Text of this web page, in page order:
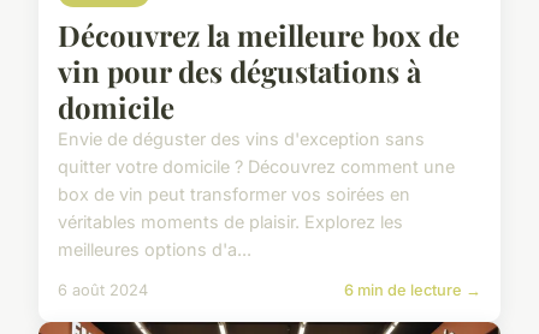
Découvrez la meilleure box de
vin pour des dégustations à
domicile
Envie de déguster des vins d'exception sans
quitter votre domicile ? Découvrez comment une
box de vin peut transformer vos soirées en
véritables moments de plaisir. Explorez les
meilleures options d'a...
6 août 2024 6 min de lecture →